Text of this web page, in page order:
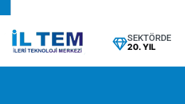
SEKTÖRDE
20. YIL